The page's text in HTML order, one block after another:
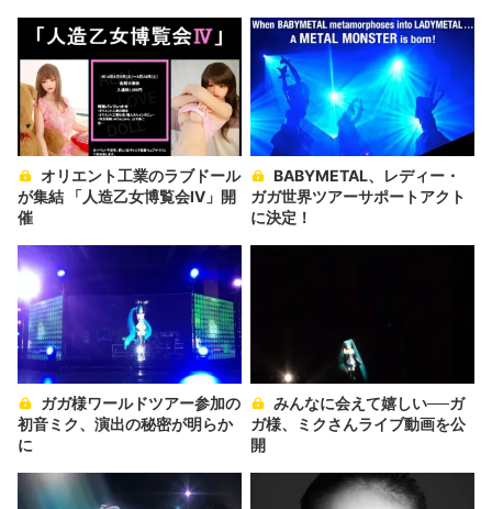
が集結 「人造乙女博覧会Ⅳ」開
催
ガガ世界ツアーサポートアクト
に決定！
初音ミク、演出の秘密が明らか
に
ガ様、ミクさんライブ動画を公
開